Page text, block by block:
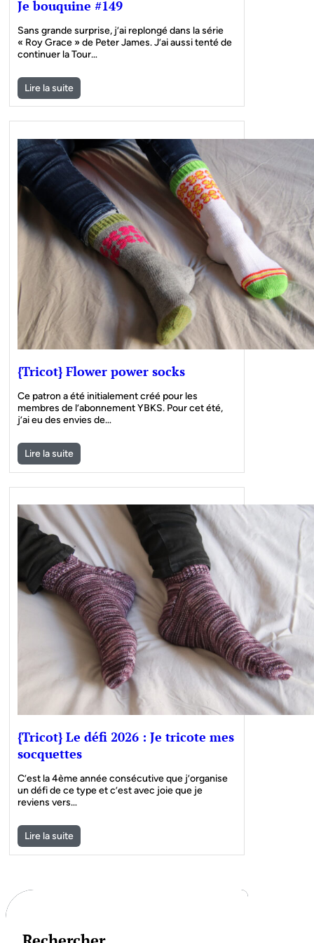
Je bouquine #149
Sans grande surprise, j’ai replongé dans la série
« Roy Grace » de Peter James. J’ai aussi tenté de
continuer la Tour…
Lire la suite
{Tricot} Flower power socks
Ce patron a été initialement créé pour les
membres de l’abonnement YBKS. Pour cet été,
j’ai eu des envies de…
Lire la suite
{Tricot} Le défi 2026 : Je tricote mes
socquettes
C’est la 4ème année consécutive que j’organise
un défi de ce type et c’est avec joie que je
reviens vers…
Lire la suite